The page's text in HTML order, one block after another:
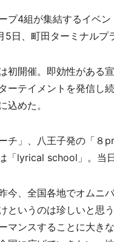
プ4組が集結するイベ
日、町田ターミナルプ
開催。即効性がある
ーテイメントを発信し
込めた。
チ」、八王子発の「８
「lyrical school」。当
、全国各地でオムニ
というのは珍しいと思
マンスすることに大き